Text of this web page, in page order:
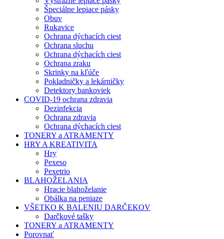
Špeciálne lepiace pásky
Obuv
Rukavice
Ochrana dýchacích ciest
Ochrana sluchu
Ochrana dýchacích ciest
Ochrana zraku
Skrinky na kľúče
Pokladničky a lekárničky
Detektory bankoviek
COVID-19 ochrana zdravia
Dezinfekcia
Ochrana zdravia
Ochrana dýchacích ciest
TONERY a ATRAMENTY
HRY A KREATIVITA
Hry
Pexeso
Pexetrio
BLAHOŽELANIA
Hracie blahoželanie
Obálka na peniaze
VŠETKO K BALENIU DARČEKOV
Darčkové tašky
TONERY a ATRAMENTY
Porovnať